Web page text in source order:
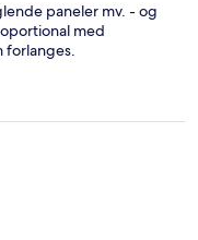
paneler mv. - og
med
forlanges.